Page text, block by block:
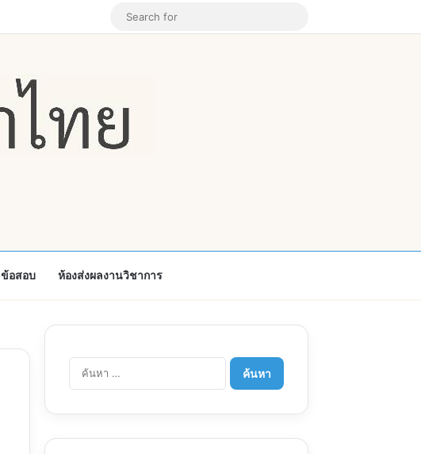
Instagram
Random Article
ข้อสอบ ห้องส่งผลงานวิชาการ
ค้
น
า